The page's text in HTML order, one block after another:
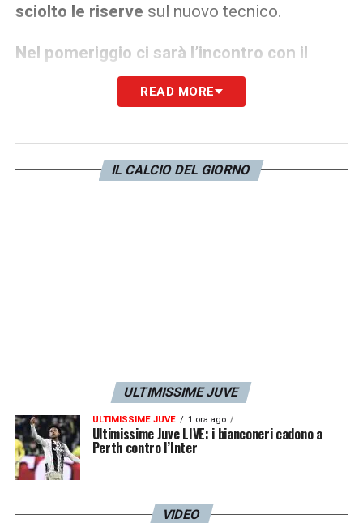
sciolto le riserve sul nuovo tecnico.
Nel pomeriggio ci sarà l’incontro con il
toscano negli studi della
Filmauroa Roma: per lui un
Igor Tudor.
READ MORE
IL CALCIO DEL GIORNO
ULTIMISSIME JUVE
ULTIMISSIME JUVE 1 ora ago
Ultimissime Juve LIVE: i bianconeri cadono a
Perth contro l’Inter
VIDEO